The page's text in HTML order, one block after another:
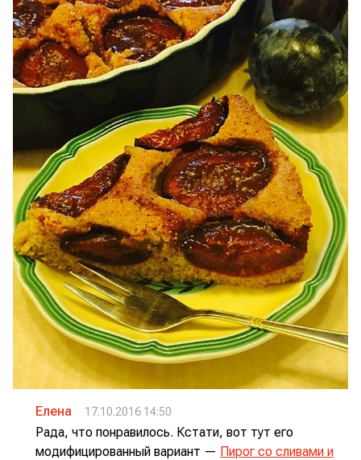
Елена 17.10.2016 14:50
Рада, что понравилось. Кстати, вот тут его
модифицированный вариант — Пирог со сливами и